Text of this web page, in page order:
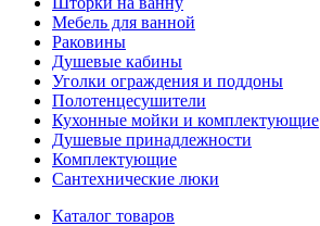
Мебель для ванной
Раковины
Душевые кабины
Уголки ограждения и поддоны
Полотенцесушители
Кухонные мойки и комплектующие
Душевые принадлежности
Комплектующие
Сантехнические люки
Каталог товаров